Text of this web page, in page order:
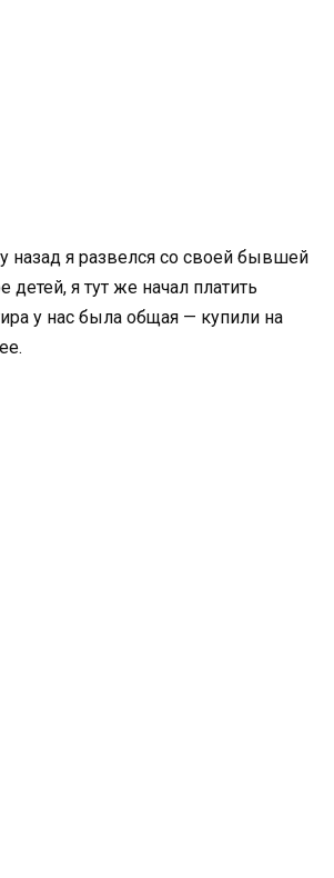
назад я развелся со своей бывшей
детей, я тут же начал платить
у нас была общая — купили на